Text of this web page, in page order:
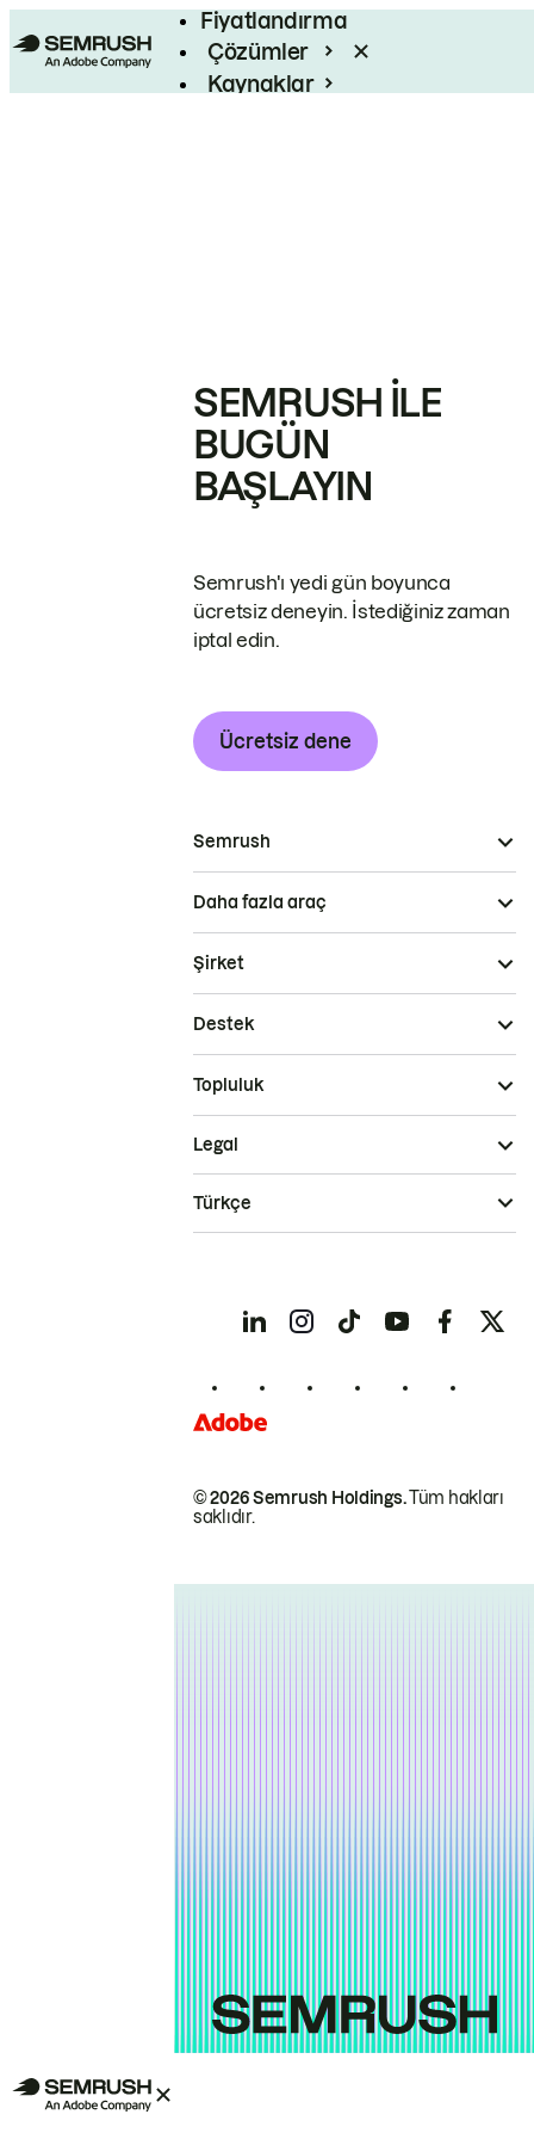
Fiyatlandırma
Çözümler
Kaynaklar
SEMRUSH ILE
BUGÜN
BAŞLAYIN
Semrush'ı yedi gün boyunca
ücretsiz deneyin. İstediğiniz zaman
iptal edin.
Ücretsiz dene
Semrush
Daha fazla araç
Şirket
Destek
Topluluk
© 2026 Semrush Holdings.Tüm hakları
saklıdır.
Legal
Türkçe